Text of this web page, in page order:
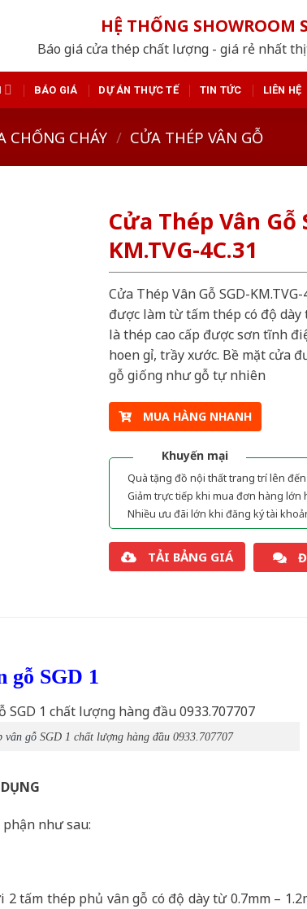
HỆ THỐNG SHOWROOM
Báo giá cửa thép chất lượng - giá rẻ nhất
BÁO GIÁ DỰ ÁN THỰC TẾ TIN TỨC LIÊN HỆ
CHỐNG CHÁY / CỬA THÉP VÂN GỖ
Cửa Thép Vân Gỗ
KM.TVG-4C.31
Cửa Thép Vân Gỗ SGD-
được làm từ tấm thép có độ dày
là thép cao cấp được sơn tĩnh
hoen gỉ, trầy xước. Bề mặt cửa
gỗ giống như gỗ tự nhiên
MUA HÀNG NHANH
Khuyến mại
Quà tặng đồ nội thất trang trí lên đến
Giảm trực tiếp khi mua đơn hàng lớn
Nhiều ưu đãi lớn khi đăng ký tài
TẢI BẢNG GIÁ
gỗ SGD 1
vân gỗSGD 1 chất lượng hàng đầu 0933.707707
như sau:
2 tấm thép phủ vân gỗ có độ dày từ 0.7mm –